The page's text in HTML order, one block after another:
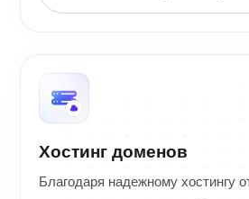
Хостинг доменов
Благодаря надежному хостингу